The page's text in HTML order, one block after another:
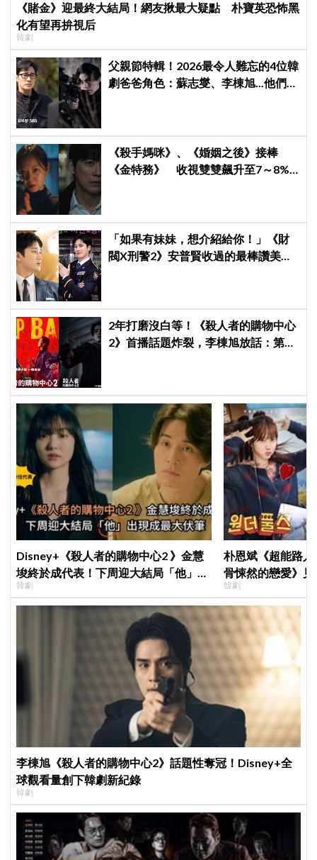
《賭金》迎最終大結局！網友揪最大疑點 朴寶英恐怖黑
化有望再拚視后
韓劇
父親節特輯！2026最令人難忘的4位韓
劇爸爸角色：蘇志燮、李棟旭...他們連
《殺手媽咪》、《婚姻之後》接棒
《金特務》 收視雙雙飆升至7～8%
「如果有妹妹，想介紹給你！」《財
閥X刑警2》安普賢收過的最棒讚美，
2年打磨沒白等！《殺人者的購物中心
2》首播話題炸裂，李棟旭放話：第三
Disney+《殺人者的購物中心2 》金慧
埈終於成代表！下周迎大結局「他」出
現成最大伏筆
韓劇
朴恩斌《超能路
骨悚然的戀愛》
演技獲讚「信看演
韓劇
李棟旭《殺人者的購物中心2》話題性奪冠！Disney+全
球觀看量創下韓劇新紀錄
韓劇